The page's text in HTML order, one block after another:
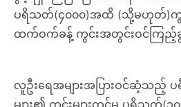
ပရိသတ်(၄၀၀၀)အထိ (သို့မဟုတ်)ကွ
ထက်ဝက်ခန့် ကွင်းအတွင်းဝင်ကြည့်
လူဦးရေအများအပြားဝင်ဆံ့သည့်